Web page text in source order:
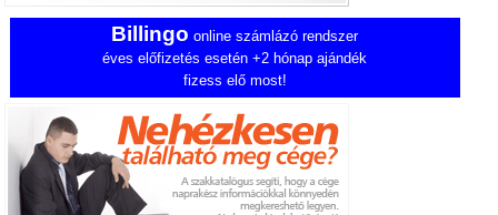
Billingo online számlázó rendszer
éves előfizetés esetén +2 hónap ajándék
fizess elő most!